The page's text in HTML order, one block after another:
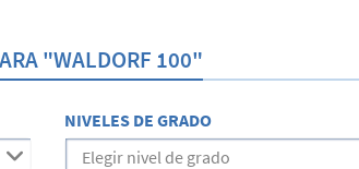
"WALDORF 100"
NIVELES DE GRADO
Elegir nivel de grado